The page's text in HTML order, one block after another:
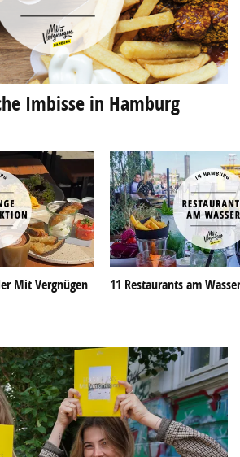
Imbisse in Hamburg
Mit Vergnügen
11 Restaurants am